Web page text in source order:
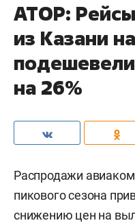
АТОР:
из Казани
на 26%
Распродажи
пикового сезона
снижению цен на